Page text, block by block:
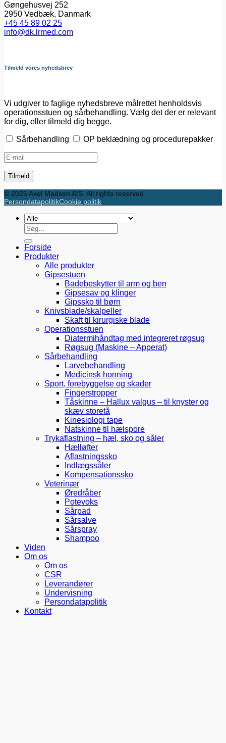
Gøngehusvej 252
2950 Vedbæk, Danmark
+45 45 89 02 25
info@dk.lrmed.com
Tilmeld vores nyhedsbrev
Vi udgiver to faglige nyhedsbreve målrettet henholdsvis
operationsstuen og sårbehandling. Vælg det der er relevant
for dig, eller tilmeld dig begge.
Sårbehandling OP beklædning og procedurepakker
© 2025 Axel Madsen A/S. All rights reserved.
PersondatapolitikCookie politik
Søg
efter:
Forside
Produkter
Alle produkter
Gipsestuen
Badebeskytter til arm og ben
Gipsesav og klinger
Gipssko til børn
Knivsblade/skalpeller
Skaft til kirurgiske blade
Operationsstuen
Diatermihåndtag med integreret røgsug
Røgsug (Maskine – Apperat)
Sårbehandling
Larvebehandling
Medicinsk honning
Sport, forebyggelse og skader
Fingerstropper
Tåskinne – Hallux valgus – til knyster og
skæv storetå
Kinesiologi tape
Natskinne til hælspore
Trykaflastning – hæl, sko og såler
Hælløfter
Aflastningssko
Indlægssåler
Kompensationssko
Veterinær
Øredråber
Potevoks
Sårpad
Sårsalve
Sårspray
Shampoo
Viden
Om os
Om os
CSR
Leverandører
Undervisning
Persondatapolitik
Kontakt